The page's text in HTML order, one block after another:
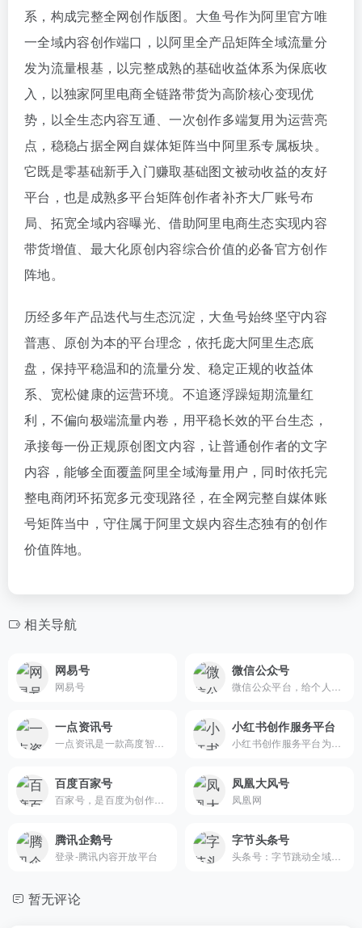
系，构成完整全网创作版图。大鱼号作为阿里官方唯
一全域内容创作端口，以阿里全产品矩阵全域流量分
发为流量根基，以完整成熟的基础收益体系为保底收
入，以独家阿里电商全链路带货为高阶核心变现优
势，以全生态内容互通、一次创作多端复用为运营亮
点，稳稳占据全网自媒体矩阵当中阿里系专属板块。
它既是零基础新手入门赚取基础图文被动收益的友好
平台，也是成熟多平台矩阵创作者补齐大厂账号布
局、拓宽全域内容曝光、借助阿里电商生态实现内容
带货增值、最大化原创内容综合价值的必备官方创作
阵地。
历经多年产品迭代与生态沉淀，大鱼号始终坚守内容
普惠、原创为本的平台理念，依托庞大阿里生态底
盘，保持平稳温和的流量分发、稳定正规的收益体
系、宽松健康的运营环境。不追逐浮躁短期流量红
利，不偏向极端流量内卷，用平稳长效的平台生态，
承接每一份正规原创图文内容，让普通创作者的文字
内容，能够全面覆盖阿里全域海量用户，同时依托完
整电商闭环拓宽多元变现路径，在全网完整自媒体账
号矩阵当中，守住属于阿里文娱内容生态独有的创作
价值阵地。
相关导航
网易号
网易号
微信公众号
一点资讯号 小红书创作服务平台
百度百家号 凤凰大风号
凤凰网
腾讯企鹅号
登录-腾讯内容开放平台
字节头条号
暂无评论